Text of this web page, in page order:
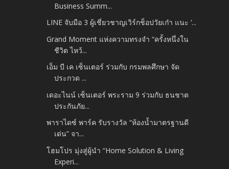
Business Summ...
LINE จับมือ 3 ผู้เชี่ยวชาญเวิร์กช็อปวัยเก๋า แนะ ‘...
Grand Moment แห่งความทรงจำ “ครั้งหนึ่งใน
ชีวิต ไหว้...
เอ็ม บี เค เซ็นเตอร์ ร่วมกับ กรมพลศึกษา จัด
ประกวด ...
เดอะไนน์ เซ็นเตอร์ พระราม 9 ร่วมกับ ธนชาต
ประกันภัย...
พาราไดซ์ พาร์ค รับรางวัล “ห้องน้ำมาตรฐานดี
เด่น” จา...
โฮมโปร มุ่งสู่ผู้นำ “Home Solution & Living
Experi...